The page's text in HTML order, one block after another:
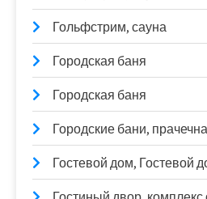
Гольфстрим, сауна
Городская баня
Городская баня
Городские бани,
Гостевой дом, Гостевой